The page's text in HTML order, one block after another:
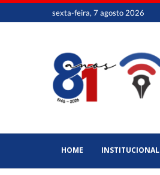
sexta-feira, 7 agosto 2026
HOME INSTITUCIONAL